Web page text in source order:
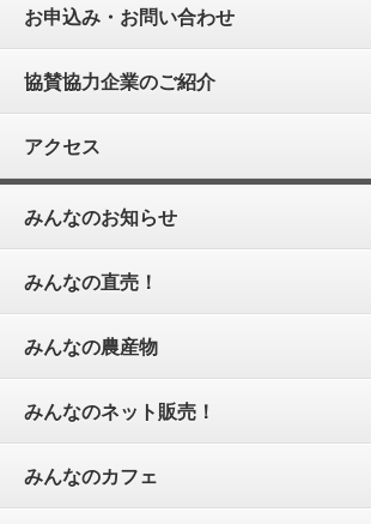
お申込み・お問い合わせ
協賛協力企業のご紹介
アクセス
みんなのお知らせ
みんなの直売！
みんなの農産物
みんなのネット販売！
みんなのカフェ